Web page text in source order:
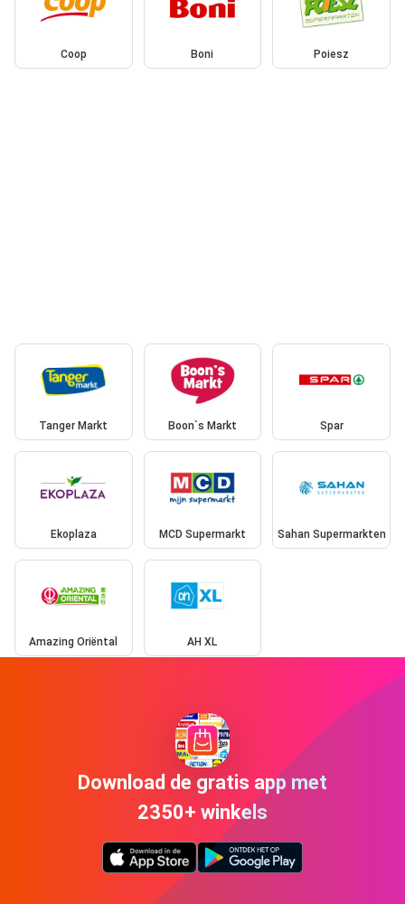
Coop Boni Poiesz
Tanger Markt Boon`s Markt Spar
Ekoplaza MCD Supermarkt Sahan Supermarkten
Amazing Oriëntal AH XL
Download de gratis app met
2350+ winkels